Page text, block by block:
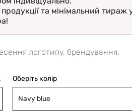
продукції та мінімальний
логотипу, брендування.
Оберіть колір
Navy blue